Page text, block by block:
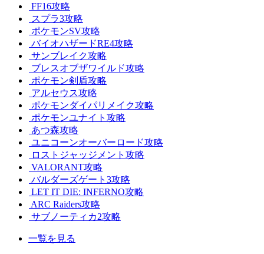
FF16攻略
スプラ3攻略
ポケモンSV攻略
バイオハザードRE4攻略
サンブレイク攻略
ブレスオブザワイルド攻略
ポケモン剣盾攻略
アルセウス攻略
ポケモンダイパリメイク攻略
ポケモンユナイト攻略
あつ森攻略
ユニコーンオーバーロード攻略
ロストジャッジメント攻略
VALORANT攻略
バルダーズゲート3攻略
LET IT DIE: INFERNO攻略
ARC Raiders攻略
サブノーティカ2攻略
一覧を見る